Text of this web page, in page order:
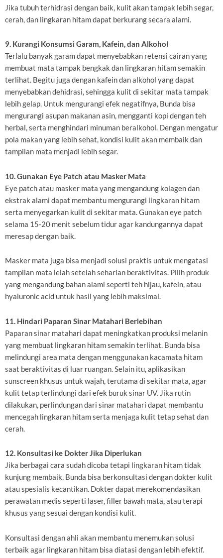
Jika tubuh terhidrasi dengan baik, kulit akan tampak lebih segar,
cerah, dan lingkaran hitam dapat berkurang secara alami.
9. Kurangi Konsumsi Garam, Kafein, dan Alkohol
Terlalu banyak garam dapat menyebabkan retensi cairan yang
membuat mata tampak bengkak dan lingkaran hitam semakin
terlihat. Begitu juga dengan kafein dan alkohol yang dapat
menyebabkan dehidrasi, sehingga kulit di sekitar mata tampak
lebih gelap. Untuk mengurangi efek negatifnya, Bunda bisa
mengurangi asupan makanan asin, mengganti kopi dengan teh
herbal, serta menghindari minuman beralkohol. Dengan mengatur
pola makan yang lebih sehat, kondisi kulit akan membaik dan
tampilan mata menjadi lebih segar.
10. Gunakan Eye Patch atau Masker Mata
Eye patch atau masker mata yang mengandung kolagen dan
ekstrak alami dapat membantu mengurangi lingkaran hitam
serta menyegarkan kulit di sekitar mata. Gunakan eye patch
selama 15-20 menit sebelum tidur agar kandungannya dapat
meresap dengan baik.
Masker mata juga bisa menjadi solusi praktis untuk mengatasi
tampilan mata lelah setelah seharian beraktivitas. Pilih produk
yang mengandung bahan alami seperti teh hijau, kafein, atau
hyaluronic acid untuk hasil yang lebih maksimal.
11. Hindari Paparan Sinar Matahari Berlebihan
Paparan sinar matahari dapat meningkatkan produksi melanin
yang membuat lingkaran hitam semakin terlihat. Bunda bisa
melindungi area mata dengan menggunakan kacamata hitam
saat beraktivitas di luar ruangan. Selain itu, aplikasikan
sunscreen khusus untuk wajah, terutama di sekitar mata, agar
kulit tetap terlindungi dari efek buruk sinar UV. Jika rutin
dilakukan, perlindungan dari sinar matahari dapat membantu
mencegah lingkaran hitam serta menjaga kulit tetap sehat dan
cerah.
12. Konsultasi ke Dokter Jika Diperlukan
Jika berbagai cara sudah dicoba tetapi lingkaran hitam tidak
kunjung membaik, Bunda bisa berkonsultasi dengan dokter kulit
atau spesialis kecantikan. Dokter dapat merekomendasikan
perawatan medis seperti laser, filler bawah mata, atau terapi
khusus yang sesuai dengan kondisi kulit.
Konsultasi dengan ahli akan membantu menemukan solusi
terbaik agar lingkaran hitam bisa diatasi dengan lebih efektif.